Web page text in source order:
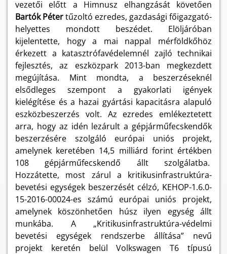
vezetői előtt a Himnusz elhangzását követően
Bartók Pétertűzoltó ezredes, gazdasági főigazgató-
helyettes mondott beszédet. Elöljáróban
kijelentette, hogy a mai nappal mérföldkőhöz
érkezett a katasztrófavédelemnél zajló technikai
fejlesztés, az eszközpark 2013-ban megkezdett
megújítása. Mint mondta, a beszerzéseknél
elsődleges szempont a gyakorlati igények
kielégítése és a hazai gyártási kapacitásra alapuló
eszközbeszerzés volt. Az ezredes emlékeztetett
arra, hogy az idén lezárult a gépjárműfecskendők
beszerzésére szolgáló európai uniós projekt,
amelynek keretében 14,5 milliárd forint értékben
108 gépjárműfecskendő állt szolgálatba.
Hozzátette, most zárul a kritikusinfrastruktúra-
bevetési egységek beszerzését célzó, KEHOP-1.6.0-
15-2016-00024-es számú európai uniós projekt,
amelynek köszönhetően húsz ilyen egység állt
munkába. A „Kritikusinfrastruktúra-védelmi
bevetési egységek rendszerbe állítása” nevű
projekt keretén belül Volkswagen T6 típusú